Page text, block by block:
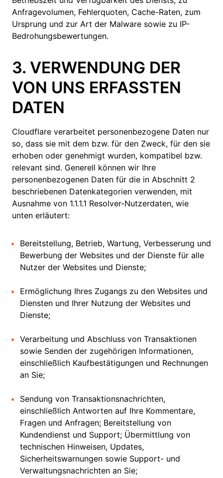
Anfragevolumen, Fehlerquoten, Cache-Raten, zum
Ursprung und zur Art der Malware sowie zu IP-
Bedrohungsbewertungen.
3. VERWENDUNG DER
VON UNS ERFASSTEN
DATEN
Cloudflare verarbeitet personenbezogene Daten nur
so, dass sie mit dem bzw. für den Zweck, für den sie
erhoben oder genehmigt wurden, kompatibel bzw.
relevant sind. Generell können wir Ihre
personenbezogenen Daten für die in Abschnitt 2
beschriebenen Datenkategorien verwenden, mit
Ausnahme von 1.1.1.1 Resolver-Nutzerdaten, wie
unten erläutert:
Bereitstellung, Betrieb, Wartung, Verbesserung und
Bewerbung der Websites und der Dienste für alle
Nutzer der Websites und Dienste;
Ermöglichung Ihres Zugangs zu den Websites und
Diensten und Ihrer Nutzung der Websites und
Dienste;
Verarbeitung und Abschluss von Transaktionen
sowie Senden der zugehörigen Informationen,
einschließlich Kaufbestätigungen und Rechnungen
an Sie;
Sendung von Transaktionsnachrichten,
einschließlich Antworten auf Ihre Kommentare,
Fragen und Anfragen; Bereitstellung von
Kundendienst und Support; Übermittlung von
technischen Hinweisen, Updates,
Sicherheitswarnungen sowie Support- und
Verwaltungsnachrichten an Sie;